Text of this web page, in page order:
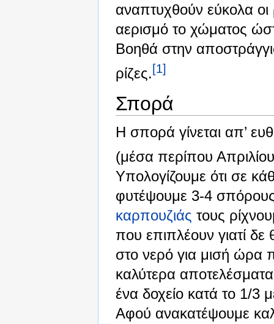
αναπτυχθούν εύκολα οι
αερισμό το χώματος
Βοηθά στην
ρίζες. [1]
Σπορά
Η σπορά γίνεται απ’
(μέσα περίπου
Υπολογίζουμε ότι σε
φυτέψουμε 3-4
καρπουζιάς τους
που επιπλέουν γιατί
στο νερό για μισή ώρα
καλύτερα
ένα δοχείο κατά το 1/3
Αφού ανακατέψουμε